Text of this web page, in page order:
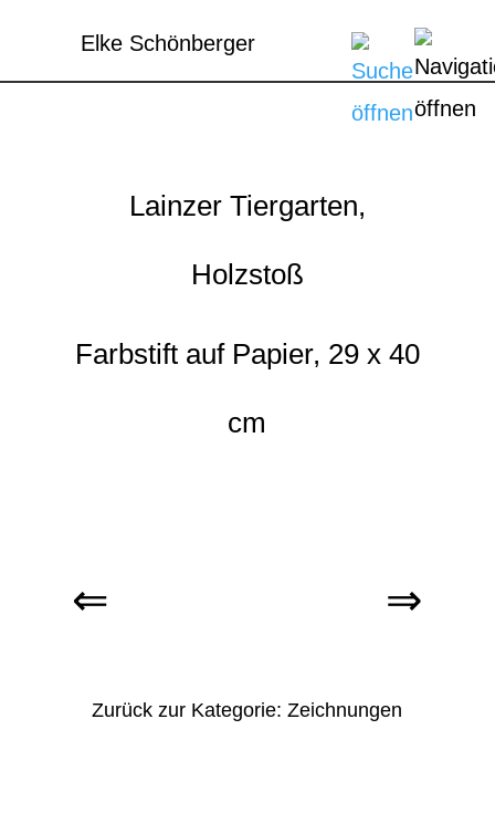
Elke Schönberger
Lainzer Tiergarten,
Holzstoß
Farbstift auf Papier, 29 x 40
cm
Zurück zur Kategorie: Zeichnungen